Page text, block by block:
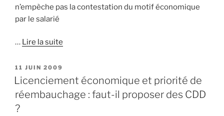
n’empèche pas la contestation du motif économique
par le salarié
… Lire la suite
PUBLIÉ
LE
11 JUIN 2009
Licenciement économique et priorité de
réembauchage : faut-il proposer des CDD
?